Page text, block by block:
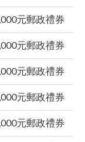
元郵政禮券
元郵政禮券
元郵政禮券
元郵政禮券
元郵政禮券